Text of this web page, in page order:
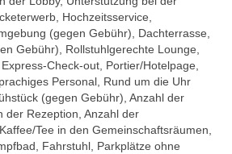
Hochzeitsservice,
(gegen Gebühr), Dachterrasse,
Gebühr), Rollstuhlgerechte Lounge,
Check-out, Portier/Hotelpage,
Personal, Rund um die Uhr
(gegen Gebühr), Anzahl der
der Rezeption, Anzahl der
Tee in den Gemeinschaftsräumen,
Fahrstuhl, Parkplätze ohne